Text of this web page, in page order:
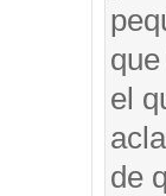
el
de